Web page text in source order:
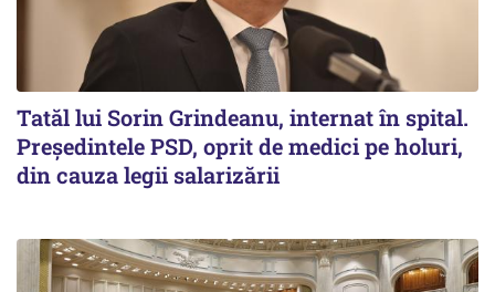
Tatăl lui Sorin Grindeanu, internat în spital.
Preşedintele PSD, oprit de medici pe holuri,
din cauza legii salarizării